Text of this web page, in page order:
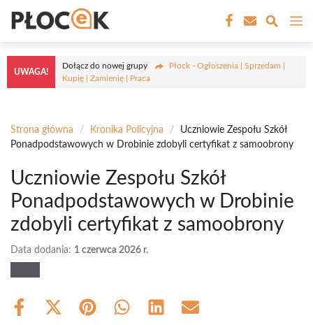
treści
UWAGA!
Dołącz do nowej grupy
Płock - Ogłoszenia | Sprzedam |
Kupię | Zamienię | Praca
Strona główna / Kronika Policyjna /
Uczniowie Zespołu Szkół
Ponadpodstawowych w Drobinie zdobyli certyfikat z samoobrony
Uczniowie Zespołu Szkół
Ponadpodstawowych w Drobinie
zdobyli certyfikat z samoobrony
Data dodania: 1 czerwca 2026 r.
Share
Share Share Share Share Share